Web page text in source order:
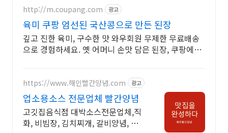
http://m.coupang.com 광고
육미 쿠팡 엄선된 국산콩으로 만든 된장
깊고 진한 육미, 구수한 맛 와우회원 무제한 무료배송
으로 경험하세요. 옛 어머니 손맛 담은 된장, 쿠팡에서
https://www.해인빨간양념.com 광고
업소용소스 전문업체 빨간양념
고깃집음식점 대박소스전문업체,직
화, 비빔장, 김치찌개, 갈비양념, 고